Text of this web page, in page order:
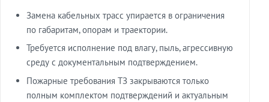
Замена кабельных трасс упирается в ограничения
по габаритам, опорам и траектории.
Требуется исполнение под влагу, пыль, агрессивную
среду с документальным подтверждением.
Пожарные требования ТЗ закрываются только
полным комплектом подтверждений и актуальным